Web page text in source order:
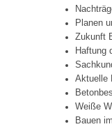
Planen
Zukunft
Haftung
Aktuelle
Weiße
Bauen